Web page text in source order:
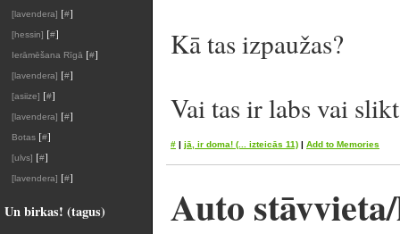
[lavendera] [#]
[hessin] [#]
Ierāmēšana Rīgā [#]
[lavendera] [#]
[asiize] [#]
[lavendera] [#]
Botas [#]
[ulvs] [#]
[lavendera] [#]
Un birkas! (tagus)
Kā tas izpaužas?
Vai tas ir labs vai
# | jā, ir doma! (... izteicās 11) | Add to Memories
Auto